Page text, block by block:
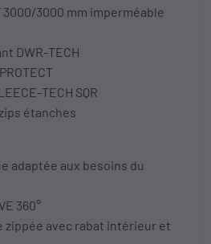
3000/3000 mm imperméable
DWR-TECH
TECH SQR
étanches
adaptée aux besoins du
360°
avec rabat intérieur et